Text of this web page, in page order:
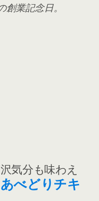
業記念日。
気分も味わえ
あべどりチキ